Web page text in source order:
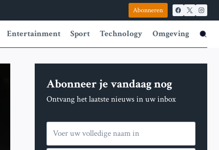
Abonneren
Entertainment Sport Technology Omgeving
Abonneer je vandaag nog
Ontvang het laatste nieuws in uw inbox